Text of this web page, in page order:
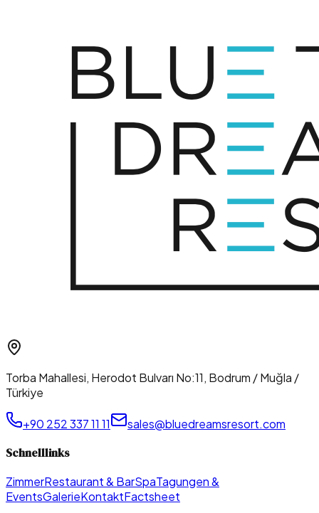
Torba Mahallesi, Herodot Bulvarı No:11, Bodrum / Muğla /
Türkiye
+90 252 337 11 11 sales@bluedreamsresort.com
Schnelllinks
ZimmerRestaurant & BarSpaTagungen &
EventsGalerieKontaktFactsheet